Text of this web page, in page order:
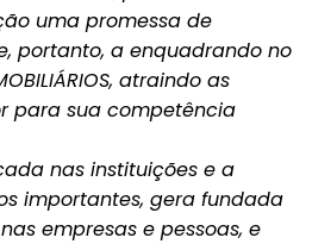
uma promessa de
portanto, a enquadrando no
atraindo as
para sua competência
nas instituições e a
importantes, gera fundada
empresas e pessoas, e